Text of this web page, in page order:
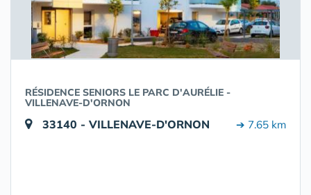
RÉSIDENCE SENIORS LE PARC D'AURÉLIE -
VILLENAVE-D'ORNON
33140 - VILLENAVE-D'ORNON ➔ 7.65 km